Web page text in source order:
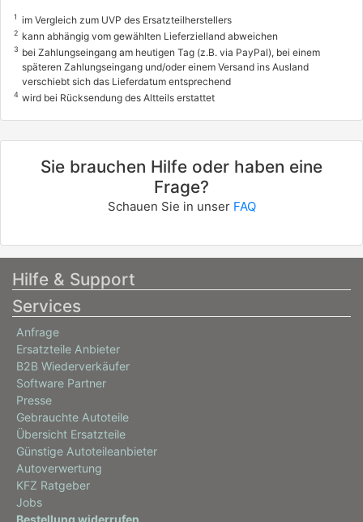
1 im Vergleich zum UVP des Ersatzteilherstellers
2 kann abhängig vom gewählten Lieferzielland abweichen
3 bei Zahlungseingang am heutigen Tag (z.B. via PayPal), bei einem
späteren Zahlungseingang und/oder einem Versand ins Ausland
verschiebt sich das Lieferdatum entsprechend
4 wird bei Rücksendung des Altteils erstattet
Sie brauchen Hilfe oder haben eine
Frage?
Schauen Sie in unser FAQ
Hilfe & Support
Services
Anfrage
Ersatzteile Anbieter
B2B Wiederverkäufer
Software Partner
Presse
Gebrauchte Autoteile
Übersicht Ersatzteile
Günstige Autoteileanbieter
Autoverwertung
KFZ Ratgeber
Jobs